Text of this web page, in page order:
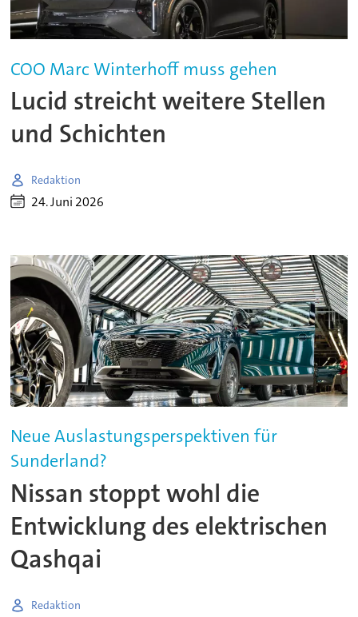
COO Marc Winterhoff muss gehen
Lucid streicht weitere Stellen
und Schichten
Redaktion
24. Juni 2026
Neue Auslastungsperspektiven für
Sunderland?
Nissan stoppt wohl die
Entwicklung des elektrischen
Qashqai
Redaktion